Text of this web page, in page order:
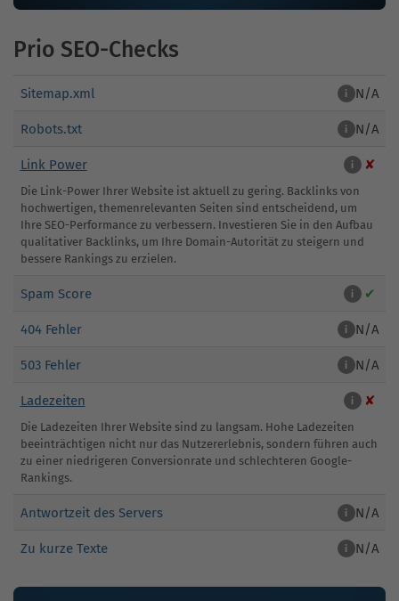
Prio SEO-Checks
Sitemap.xml i N/A
Robots.txt i N/A
Link Power i ✘
Die Link-Power Ihrer Website ist aktuell zu gering. Backlinks von
hochwertigen, themenrelevanten Seiten sind entscheidend, um
Ihre SEO-Performance zu verbessern. Investieren Sie in den Aufbau
qualitativer Backlinks, um Ihre Domain-Autorität zu steigern und
bessere Rankings zu erzielen.
Spam Score i ✔
404 Fehler i N/A
503 Fehler i N/A
Ladezeiten i ✘
Die Ladezeiten Ihrer Website sind zu langsam. Hohe Ladezeiten
beeinträchtigen nicht nur das Nutzererlebnis, sondern führen auch
zu einer niedrigeren Conversionrate und schlechteren Google-
Rankings.
Antwortzeit des Servers i N/A
Zu kurze Texte i N/A